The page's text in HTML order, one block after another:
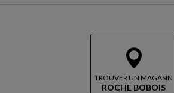
TROUVER UN MAGASIN
ROCHE BOBOIS